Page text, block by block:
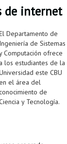
de internet
Departamento de
Ingeniería de Sistemas
Computación ofrece
a los estudiantes de la
este CBU
el área del
de
y Tecnología.